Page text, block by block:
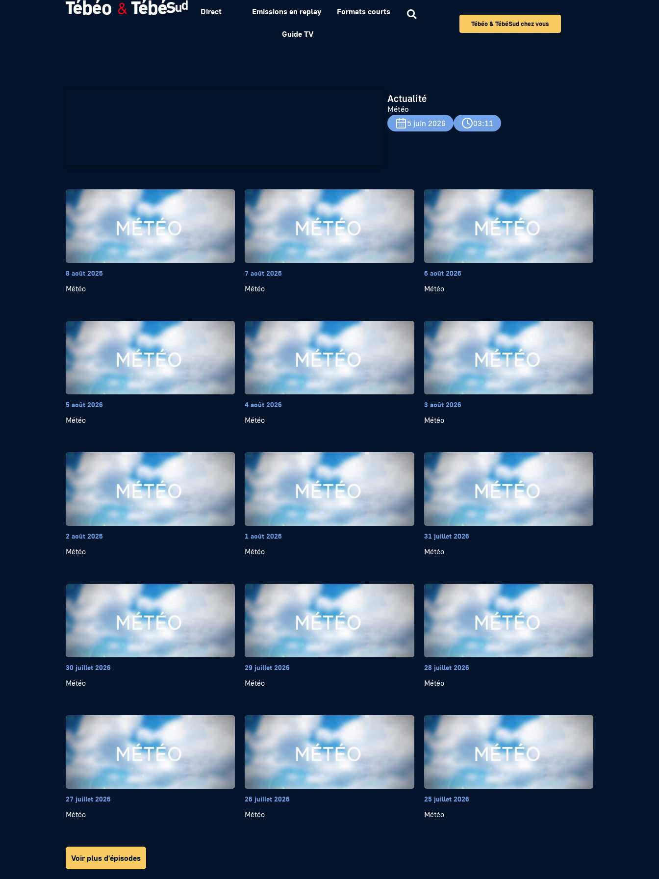
Direct Emissions en replay Formats courts
Guide TV
Tébéo & TébéSud chez vous
Actualité
Météo
5 juin 2026
03:11
8 août 2026
Météo
7 août 2026
Météo
6 août 2026
Météo
5 août 2026
Météo
4 août 2026
Météo
3 août 2026
Météo
2 août 2026
Météo
1 août 2026
Météo
31 juillet 2026
Météo
30 juillet 2026
Météo
29 juillet 2026
Météo
28 juillet 2026
Météo
27 juillet 2026
Météo
26 juillet 2026
Météo
25 juillet 2026
Météo
Voir plus d'épisodes